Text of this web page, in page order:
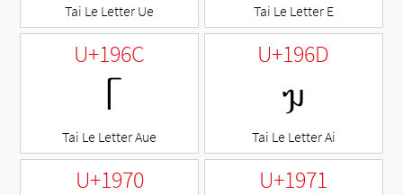
Tai Le Letter Ue Tai Le Letter E
U+196C
Tai Le Letter Aue
U+196D
ᥭ
Tai Le Letter Ai
U+1970 U+1971